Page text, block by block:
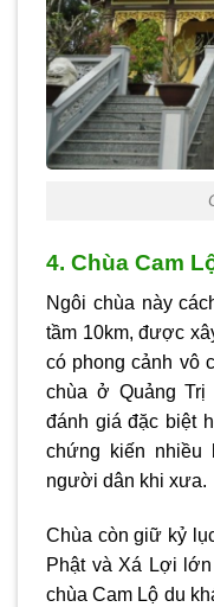
4. Chùa Cam
Ngôi chùa này
tầm 10km, được
có phong cảnh vô
chùa ở Quảng
đánh giá đặc biệt
chứng kiến
người dân khi xưa.
Chùa còn giữ kỷ
Phật và Xá Lợi lớn
chùa Cam Lộ du